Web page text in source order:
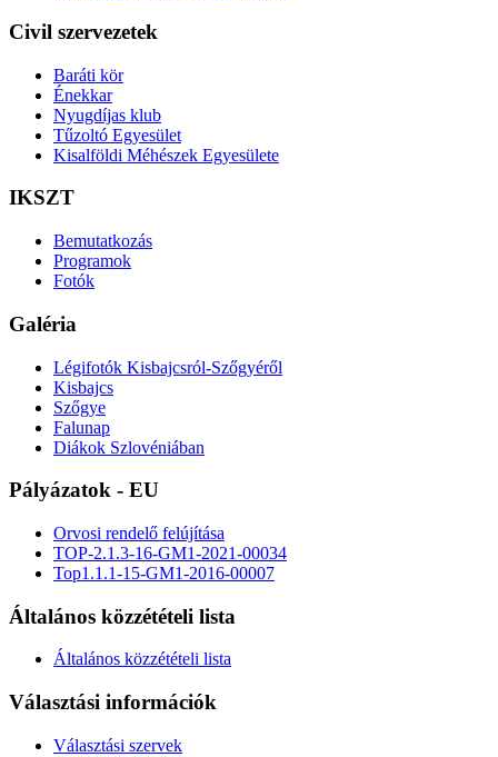
Civil szervezetek
Baráti kör
Énekkar
Nyugdíjas klub
Tűzoltó Egyesület
Kisalföldi Méhészek Egyesülete
IKSZT
Bemutatkozás
Programok
Fotók
Galéria
Légifotók Kisbajcsról-Szőgyéről
Kisbajcs
Szőgye
Falunap
Diákok Szlovéniában
Pályázatok - EU
Orvosi rendelő felújítása
TOP-2.1.3-16-GM1-2021-00034
Top1.1.1-15-GM1-2016-00007
Általános közzétételi lista
Általános közzétételi lista
Választási információk
Választási szervek